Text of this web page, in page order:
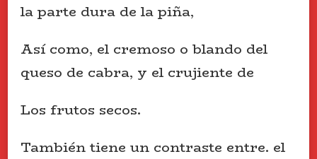
la parte dura de la piña,
Así como, el cremoso o blando del
queso de cabra, y el crujiente de
Los frutos secos.
También tiene un contraste entre. el